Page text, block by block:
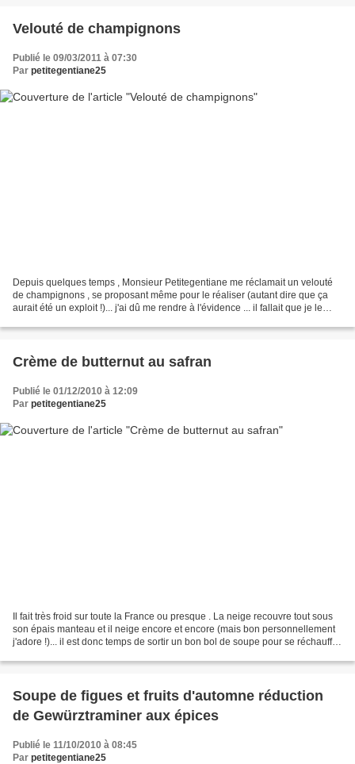
Velouté de champignons
Publié le 09/03/2011 à 07:30
Par petitegentiane25
Depuis quelques temps , Monsieur Petitegentiane me réclamait un velouté
de champignons , se proposant même pour le réaliser (autant dire que ça
aurait été un exploit !)... j'ai dû me rendre à l'évidence ... il fallait que je le
Crème de butternut au safran
Publié le 01/12/2010 à 12:09
Par petitegentiane25
Il fait très froid sur toute la France ou presque . La neige recouvre tout sous
son épais manteau et il neige encore et encore (mais bon personnellement
j'adore !)... il est donc temps de sortir un bon bol de soupe pour se réchauffer
Soupe de figues et fruits d'automne réduction
de Gewürztraminer aux épices
Publié le 11/10/2010 à 08:45
Par petitegentiane25